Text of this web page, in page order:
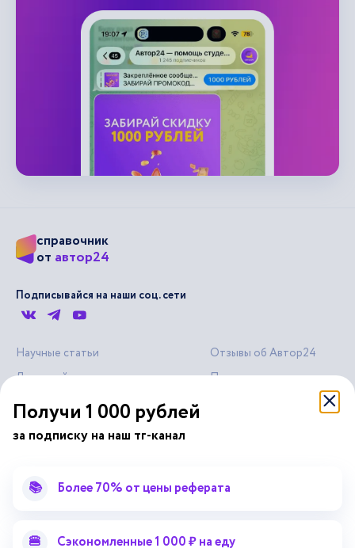
справочник
от автор24
Подписывайся на наши соц. сети
Научные статьи
Лекторий
Методические указания
Справочник терминов
Отзывы об Автор24
Последние статьи
Для правообладателей
Получи 1 000 рублей
за подписку на наш тг-канал
📚 Более 70% от цены реферата
🍔 Сэкономленные 1 000 ₽ на еду